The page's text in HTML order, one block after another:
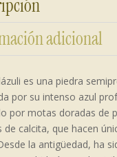
adicional
es una piedra
por su intenso azul
por motas doradas de
de calcita, que hacen
la antigüedad, ha